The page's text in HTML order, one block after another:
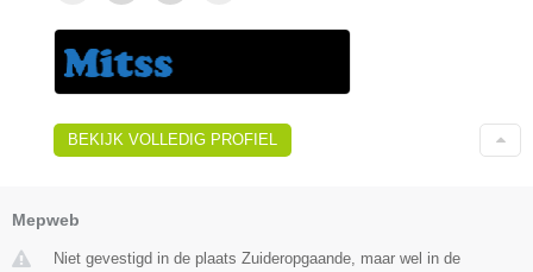
BEKIJK VOLLEDIG PROFIEL
Mepweb
Niet gevestigd in de plaats Zuideropgaande, maar wel in de